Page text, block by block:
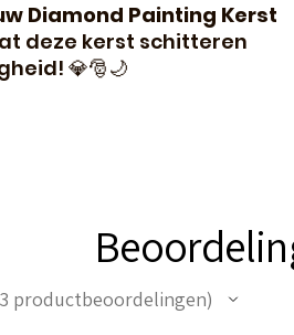
Diamond Painting Kerst
deze kerst schitteren
💎🎅🌙
productbeoordelingen